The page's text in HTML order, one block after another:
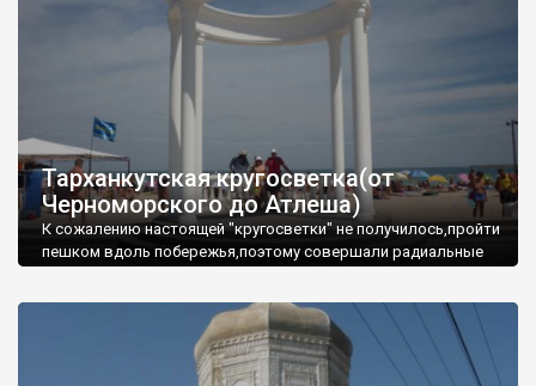
Тарханкутская кругосветка(от
Черноморского до Атлеша)
К сожалению настоящей "кругосветки" не получилось,пройти
пешком вдоль побережья,поэтому совершали радиальные